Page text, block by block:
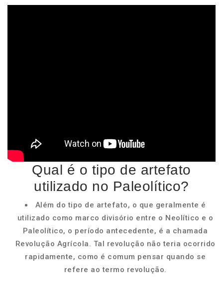
Qual é o tipo de artefato
utilizado no Paleolítico?
Além do tipo de artefato, o que geralmente é
utilizado como marco divisório entre o Neolítico e o
Paleolítico, o período antecedente, é a chamada
Revolução Agrícola. Tal revolução não teria ocorrido
rapidamente, como é comum pensar quando se
refere ao termo revolução.